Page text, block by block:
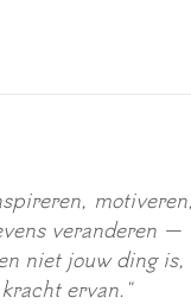
motiveren,
veranderen —
niet jouw ding is,
ervan."